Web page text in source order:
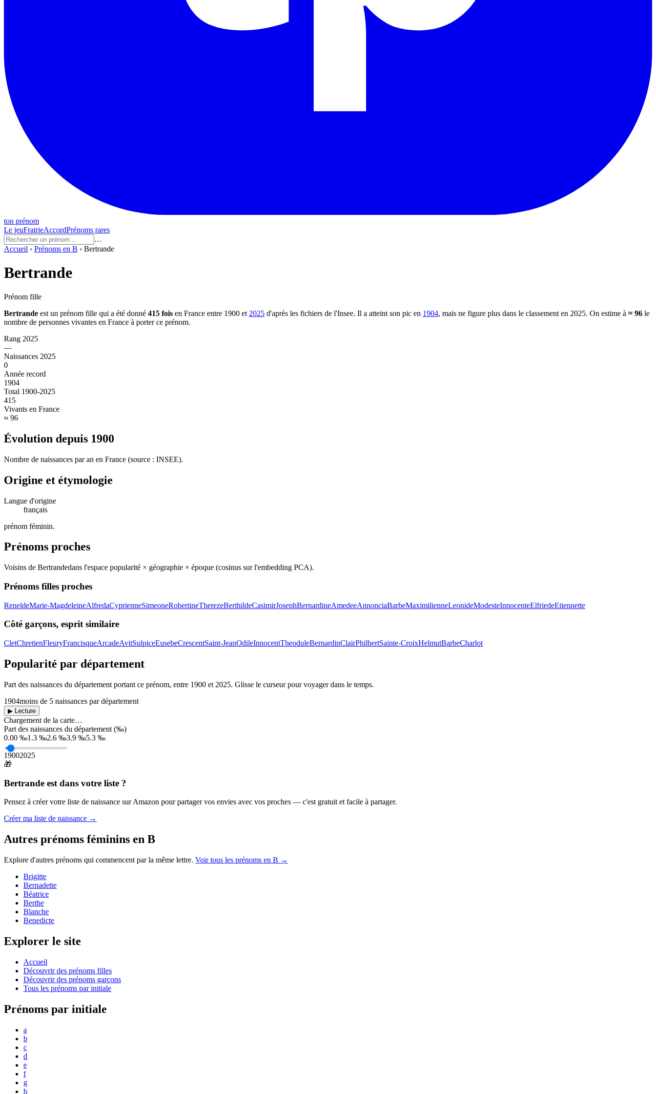
ton prénom
Le jeuFratrieAccordPrénoms rares
…
Accueil › Prénoms en B › Bertrande
Bertrande
Prénom fille
Bertrande est un prénom fille qui a été donné 415 fois en France entre 1900 et 2025 d'après les fichiers de l'Insee. Il a atteint son pic en 1904, mais ne figure plus dans le classement en 2025. On estime à ≈ 96 le
nombre de personnes vivantes en France à porter ce prénom.
Rang 2025
—
Naissances 2025
0
Année record
1904
Total 1900-2025
415
Vivants en France
≈ 96
Évolution depuis 1900
Nombre de naissances par an en France (source : INSEE).
Origine et étymologie
Langue d'origine
français
prénom féminin.
Prénoms proches
Voisins de Bertrandedans l'espace popularité × géographie × époque (cosinus sur l'embedding PCA).
Prénoms filles proches
ReneldeMarie-MagdeleineAlfredaCyprienneSimeoneRobertineTherezeBerthildeCasimirJosephBernardineAmedeeAnnonciaBarbeMaximilienneLeonideModesteInnocenteElfriedeEtiennette
Côté garçons, esprit similaire
CletChretienFleuryFrancisqueArcadeAvitSulpiceEusebeCrescentSaint-JeanOdileInnocentTheoduleBernardinClairPhilbertSainte-CroixHelmutBarbeCharlot
Popularité par département
Part des naissances du département portant ce prénom, entre 1900 et 2025. Glisse le curseur pour voyager dans le temps.
1904moins de 5 naissances par département
▶ Lecture
Chargement de la carte…
Part des naissances du département (‰)
0.00 ‰1.3 ‰2.6 ‰3.9 ‰5.3 ‰
19002025
🎁
Bertrande est dans votre liste ?
Pensez à créer votre liste de naissance sur Amazon pour partager vos envies avec vos proches — c'est gratuit et facile à partager.
Créer ma liste de naissance →
Autres prénoms féminins en B
Explore d'autres prénoms qui commencent par la même lettre. Voir tous les prénoms en B →
Brigitte
Bernadette
Béatrice
Berthe
Blanche
Benedicte
Explorer le site
Accueil
Découvrir des prénoms filles
Découvrir des prénoms garçons
Tous les prénoms par initiale
Prénoms par initiale
a
b
c
d
e
f
g
h